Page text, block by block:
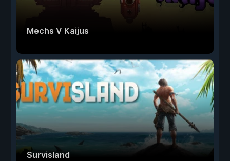
Mechs V Kaijus
Survisland